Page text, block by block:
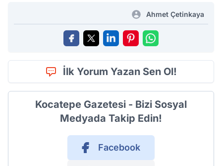
Ahmet Çetinkaya
İlk Yorum Yazan Sen Ol!
Kocatepe Gazetesi - Bizi Sosyal
Medyada Takip Edin!
Facebook